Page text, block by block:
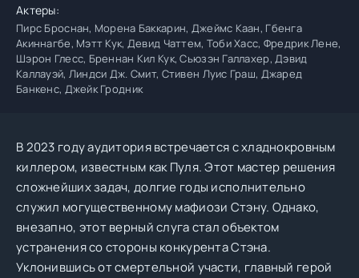
Актеры:
Пирс Броснан, Морена Баккарин, Джеймс Каан, Гбенга
Акиннагбе, Мэтт Кук, Девид Чаттем, Тоби Хасс, Фредрик Лене,
Шэрон Глесс, Бреннан Кил Кук, Сьюзэн Галлахер, Дэвид
Каллауэй, Линдси Дж. Смит, Стивен Луис Граш, Джаред
Банкенс, Джейк Гродник
В 2023 году аудитория встречается с хладнокровным
киллером, известным как Пуля. Этот мастер решения
сложнейших задач, долгие годы исполнительно
служил могущественному мафиози Стэну. Однако,
внезапно, этот верный слуга стал объектом
устранения со стороны конкурента Стэна.
Уклонившись от смертельной участи, главный герой